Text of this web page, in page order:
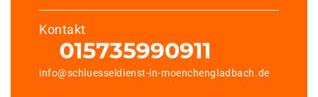
Kontakt
info@schluesseldienst-in-moenchengladbach.de